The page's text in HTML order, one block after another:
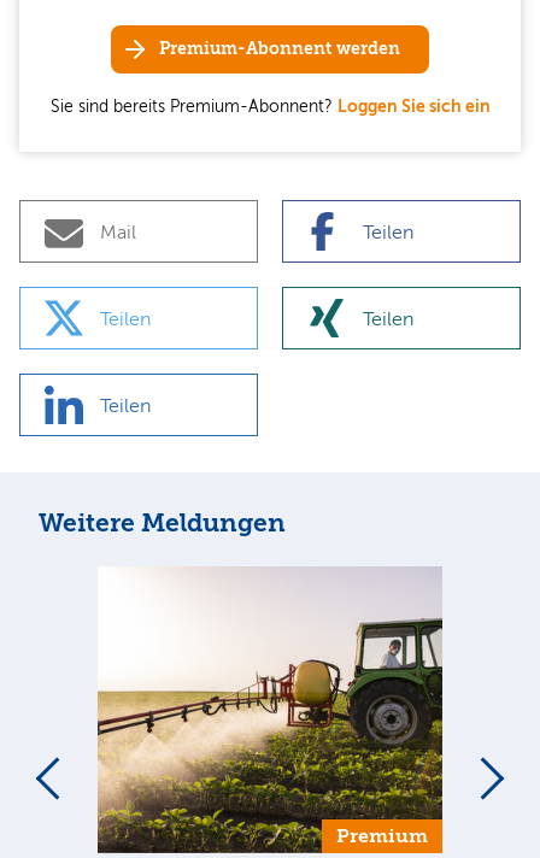
Premium-Abonnent werden
Sie sind bereits Premium-Abonnent? Loggen Sie sich ein
Mail Teilen
Teilen Teilen
Teilen
Weitere Meldungen
Premium